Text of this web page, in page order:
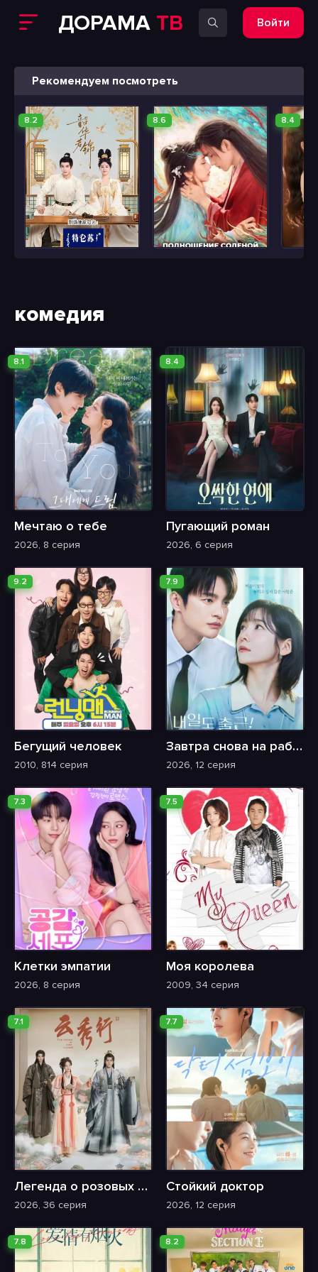
ДОРАМА ТВ Войти
Рекомендуем посмотреть
8.2 8.6 8.4
комедия
8.1
Мечтаю о тебе
2026, 8 серия
8.4
Пугающий роман
2026, 6 серия
9.2
Бегущий человек
2010, 814 серия
7.9
Завтра снова на работу!
2026, 12 серия
7.3
Клетки эмпатии
2026, 8 серия
7.5
Моя королева
2009, 34 серия
7.1
Легенда о розовых облаках
2026, 36 серия
7.7
Стойкий доктор
2026, 12 серия
7.8 8.2